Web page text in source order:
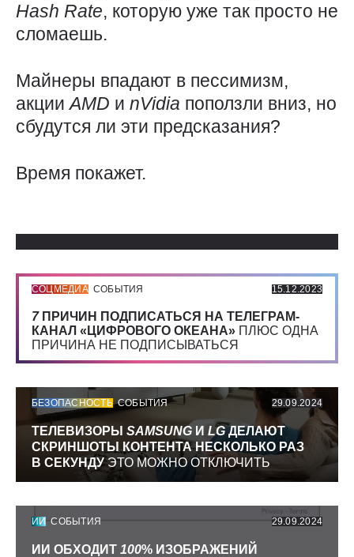
Hash Rate, которую уже так просто не
сломаешь.
Майнеры впадают в пессимизм,
акцииAMD и nVidia поползли вниз, но
сбудутся ли эти предсказания?
Время покажет.
СОЦМЕДИА СОБЫТИЯ 15.12.2023
7 ПРИЧИН ПОДПИСАТЬСЯ НА ТЕЛЕГРАМ-
КАНАЛ «ЦИФРОВОГО ОКЕАНА» ПЛЮС ОДНА
ПРИЧИНА НЕ ПОДПИСЫВАТЬСЯ
БЕЗОПАСНОСТЬ СОБЫТИЯ 29.09.2024
ТЕЛЕВИЗОРЫ SAMSUNG И LGДЕЛАЮТ
СКРИНШОТЫ КОНТЕНТА НЕСКОЛЬКО РАЗ
В СЕКУНДУЭТО МОЖНО ОТКЛЮЧИТЬ
ИИ СОБЫТИЯ 29.09.2024
ИИ ОБХОДИТ 100% ИЗОБРАЖЕНИЙ